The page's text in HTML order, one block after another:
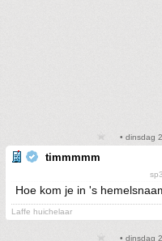
• dinsdag
timmmmm
Hoe kom je in 's
Laffe huichelaar
• dinsdag